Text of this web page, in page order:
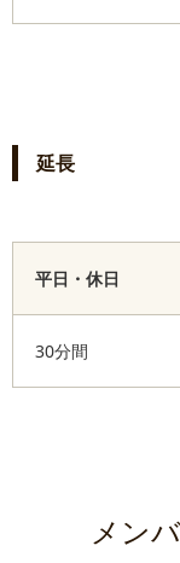
延長
平日・休日
30分間
メン